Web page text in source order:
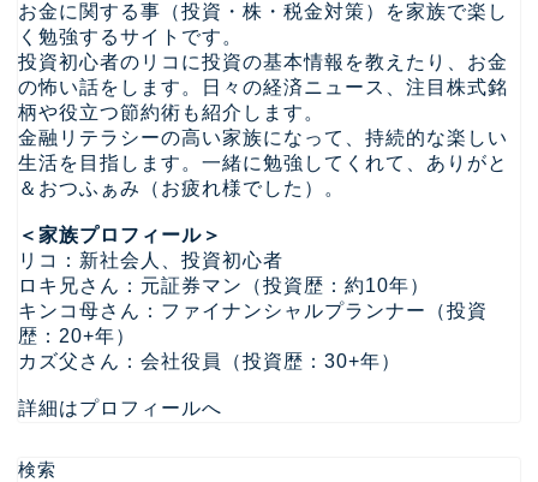
お金に関する事（投資・株・税金対策）を家族で楽し
く勉強するサイトです。
投資初心者のリコに投資の基本情報を教えたり、お金
の怖い話をします。日々の経済ニュース、注目株式銘
柄や役立つ節約術も紹介します。
金融リテラシーの高い家族になって、持続的な楽しい
生活を目指します。一緒に勉強してくれて、ありがと
＆おつふぁみ（お疲れ様でした）。
＜家族プロフィール＞
リコ：新社会人、投資初心者
ロキ兄さん：元証券マン（投資歴：約10年）
キンコ母さん：ファイナンシャルプランナー（投資
歴：20+年）
カズ父さん：会社役員（投資歴：30+年）
詳細はプロフィールへ
検索